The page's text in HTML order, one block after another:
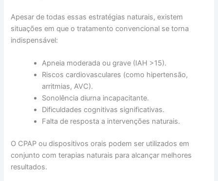
Apesar de todas essas estratégias naturais, existem
situações em que o tratamento convencional se torna
indispensável:
Apneia moderada ou grave (IAH >15).
Riscos cardiovasculares (como hipertensão,
arritmias, AVC).
Sonolência diurna incapacitante.
Dificuldades cognitivas significativas.
Falta de resposta a intervenções naturais.
O CPAP ou dispositivos orais podem ser utilizados em
conjunto com terapias naturais para alcançar melhores
resultados.